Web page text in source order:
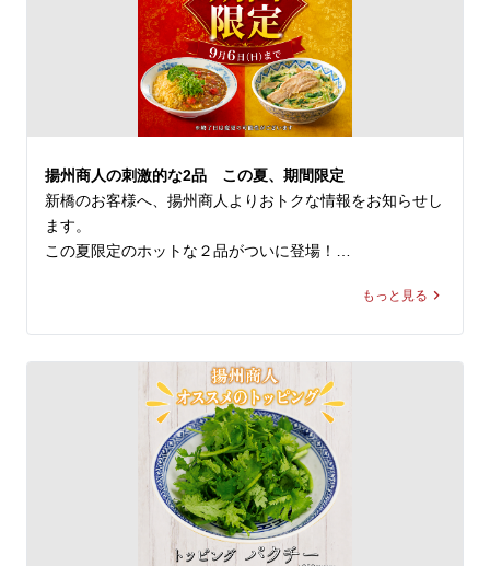
🗓️ 8/14(金)まで
💰 通常680円 ⇒【540円(税込)】
ぜひお試しください！
皆様のご来店を、中国ラーメン揚州商人 新橋店スタッフ
一同、
心よりお待ちしております。
揚州商人の刺激的な2品 この夏、期間限定
新橋のお客様へ、揚州商人よりおトクな情報をお知らせし
ます。
この夏限定のホットな２品がついに登場！
◆大肉（タイルー）のあっさり激辛ラーメン
価格：1,280円～1,300円(税込)
※店舗により販売価格が異なります
◆スーラー夏野菜カレー
「本格中華」×「カレー」が融合した本商品は、揚州商人
もっと見る